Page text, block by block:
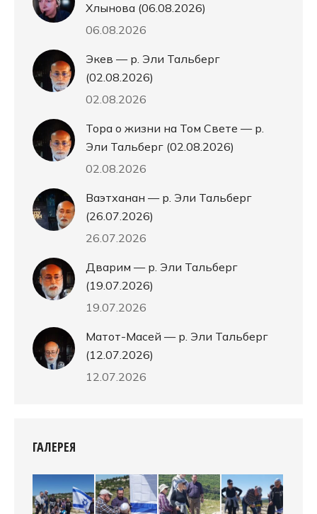
Хлынова (06.08.2026)
06.08.2026
Экев — р. Эли Тальберг
(02.08.2026)
02.08.2026
Тора о жизни на Том Свете — р.
Эли Тальберг (02.08.2026)
02.08.2026
Ваэтханан — р. Эли Тальберг
(26.07.2026)
26.07.2026
Дварим — р. Эли Тальберг
(19.07.2026)
19.07.2026
Матот-Масей — р. Эли Тальберг
(12.07.2026)
12.07.2026
ГАЛЕРЕЯ